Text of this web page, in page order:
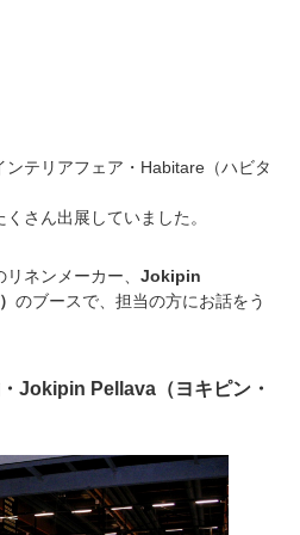
テリアフェア・Habitare（ハビタ
さん出展していました。
ネンメーカー、 Jokipin
のブースで、担当の方にお話をう
Jokipin Pellava（ヨキピン・